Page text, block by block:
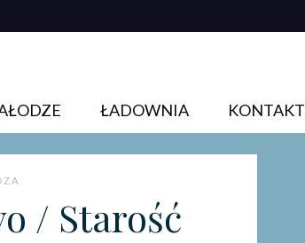
ŁADOWNIA KONTAKT
/ Starość